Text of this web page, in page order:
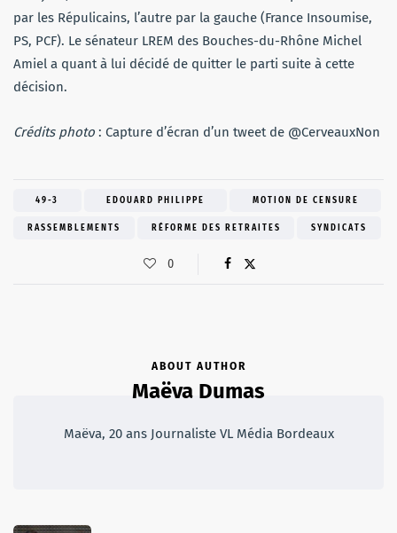
par les Répulicains, l’autre par la gauche (France Insoumise,
PS, PCF). Le sénateur LREM des Bouches-du-Rhône Michel
Amiel a quant à lui décidé de quitter le parti suite à cette
décision.
Crédits photo : Capture d’écran d’un tweet de @CerveauxNon
49-3 EDOUARD PHILIPPE MOTION DE CENSURE
RASSEMBLEMENTS RÉFORME DES RETRAITES SYNDICATS
0
ABOUT AUTHOR
Maëva Dumas
Maëva, 20 ans Journaliste VL Média Bordeaux